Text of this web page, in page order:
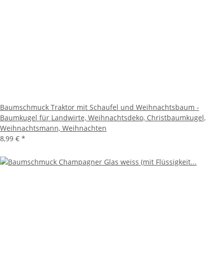
Baumschmuck Traktor mit Schaufel und Weihnachtsbaum -
Baumkugel für Landwirte, Weihnachtsdeko, Christbaumkugel,
Weihnachtsmann, Weihnachten
8,99 € *